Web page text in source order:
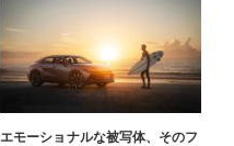
エモーショナルな被写体、そのフ